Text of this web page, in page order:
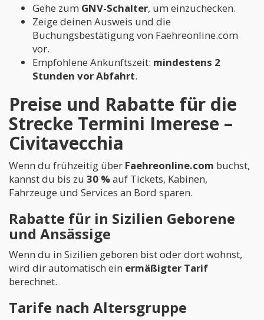
Gehe zum GNV-Schalter, um einzuchecken.
Zeige deinen Ausweis und die
Buchungsbestätigung von Faehreonline.com
vor.
Empfohlene Ankunftszeit: mindestens 2
Stunden vor Abfahrt.
Preise und Rabatte für die
Strecke Termini Imerese –
Civitavecchia
Wenn du frühzeitig über Faehreonline.com buchst,
kannst du bis zu 30 %auf Tickets, Kabinen,
Fahrzeuge und Services an Bord sparen.
Rabatte für in Sizilien Geborene
und Ansässige
Wenn du in Sizilien geboren bist oder dort wohnst,
wird dir automatisch ein ermäßigter Tarif
berechnet.
Tarife nach Altersgruppe